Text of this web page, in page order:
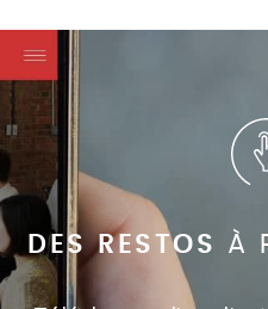
DES RESTOS À